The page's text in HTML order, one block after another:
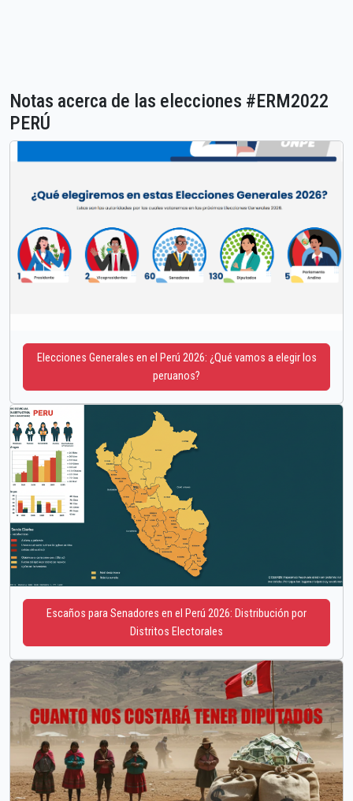
Notas acerca de las elecciones #ERM2022
PERÚ
Elecciones Generales en el Perú 2026: ¿Qué vamos a elegir los
peruanos?
Escaños para Senadores en el Perú 2026: Distribución por
Distritos Electorales